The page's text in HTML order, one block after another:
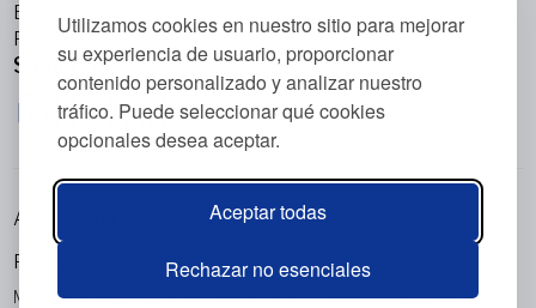
Utilizamos cookies en nuestro sitio para mejorar
su experiencia de usuario, proporcionar
contenido personalizado y analizar nuestro
tráfico. Puede seleccionar qué cookies
opcionales desea aceptar.
Aceptar todas
Rechazar no esenciales
Blogs
Podcasts
Síguenos
Metabolic Balance Global AG © 2026. Todos los derechos
Aviso Legal
Política de Privacidad